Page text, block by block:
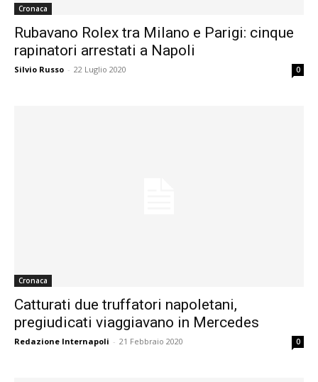
Cronaca
Rubavano Rolex tra Milano e Parigi: cinque
rapinatori arrestati a Napoli
Silvio Russo - 22 Luglio 2020 0
Cronaca
Catturati due truffatori napoletani,
pregiudicati viaggiavano in Mercedes
Redazione Internapoli - 21 Febbraio 2020 0